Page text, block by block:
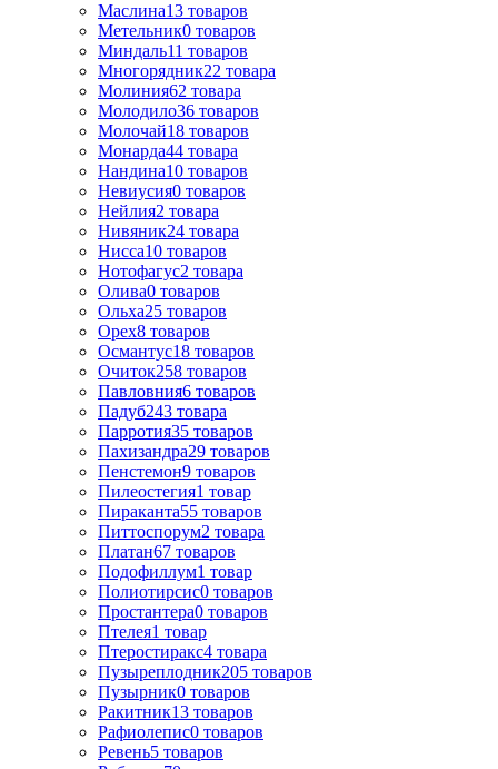
Маслина13 товаров
Метельник0 товаров
Миндаль11 товаров
Многорядник22 товара
Молиния62 товара
Молодило36 товаров
Молочай18 товаров
Монарда44 товара
Нандина10 товаров
Невиусия0 товаров
Нейлия2 товара
Нивяник24 товара
Нисса10 товаров
Нотофагус2 товара
Олива0 товаров
Ольха25 товаров
Орех8 товаров
Османтус18 товаров
Очиток258 товаров
Павловния6 товаров
Падуб243 товара
Парротия35 товаров
Пахизандра29 товаров
Пенстемон9 товаров
Пилеостегия1 товар
Пираканта55 товаров
Питтоспорум2 товара
Платан67 товаров
Подофиллум1 товар
Полиотирсис0 товаров
Простантера0 товаров
Птелея1 товар
Птеростиракс4 товара
Пузыреплодник205 товаров
Пузырник0 товаров
Ракитник13 товаров
Рафиолепис0 товаров
Ревень5 товаров